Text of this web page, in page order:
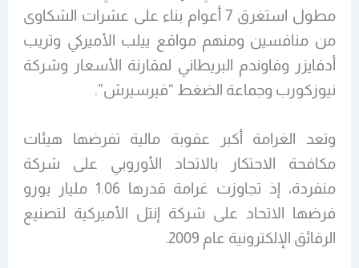
مطول استغرق 7 أعوام بناء على عشرات الشكاوى
من منافسين ومنهم مواقع ييلب الأميركي وتريب
أدفايزر وفاوندم البريطاني لمقارنة الأسعار وشركة
نيوزكورب وجماعة الضغط “فيرسيرش”.
وتعد الغرامة أكبر عقوبة مالية تفرضها هيئات
مكافحة الاحتكار بالاتحاد الأوروبي على شركة
منفردة، إذ تجاوزت غرامة قدرها 1.06 مليار يورو
فرضها الاتحاد على شركة إنتل الأميركية لتصنيع
الرقائق الإلكترونية عام 2009.